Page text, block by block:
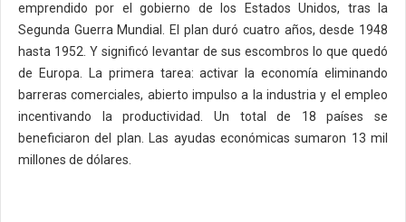
emprendido por el gobierno de los Estados Unidos, tras la
Segunda Guerra Mundial. El plan duró cuatro años, desde 1948
hasta 1952. Y significó levantar de sus escombros lo que quedó
de Europa. La primera tarea: activar la economía eliminando
barreras comerciales, abierto impulso a la industria y el empleo
incentivando la productividad. Un total de 18 países se
beneficiaron del plan. Las ayudas económicas sumaron 13 mil
millones de dólares.